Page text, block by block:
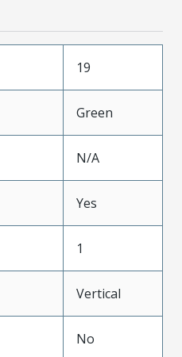
19
Green
N/A
Yes
1
Vertical
No